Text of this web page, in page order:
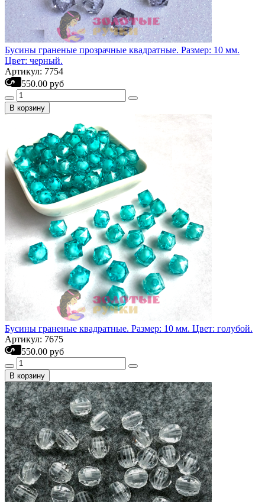
Бусины граненые прозрачные квадратные. Размер: 10 мм.
Цвет: черный.
Артикул: 7754
550.00 руб
В корзину
Бусины граненые квадратные. Размер: 10 мм. Цвет: голубой.
Артикул: 7675
550.00 руб
В корзину